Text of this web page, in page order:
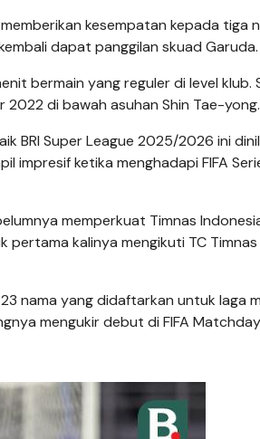
kesempatan kepada tiga
dapat panggilan skuad Garuda.
bermain yang reguler di level klub.
di bawah asuhan Shin Tae-yong.
BRI Super League 2025/2026 ini
impresif ketika menghadapi FIFA
memperkuat Timnas
pertama kalinya mengikuti TC Timnas
nama yang didaftarkan untuk laga
mengukir debut di FIFA